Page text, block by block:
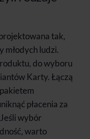
tak,
młodych ludzi.
do wyboru
Karty. Łączą
płacenia za
wybór
warto